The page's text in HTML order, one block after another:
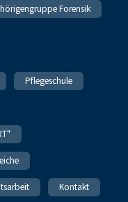
Forensik
Pflegeschule
Kontakt